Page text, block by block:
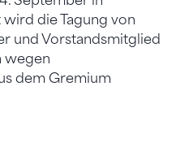
die Tagung von
und Vorstandsmitglied
wegen
dem Gremium